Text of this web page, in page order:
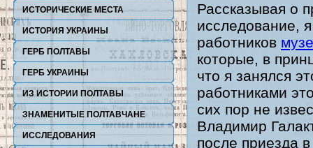
ИСТОРИЧЕСКИЕ МЕСТА
ПОЛТАВЫ
ИСТОРИЯ УКРАИНЫ
ГЕРБ ПОЛТАВЫ
ГЕРБ УКРАИНЫ
ИЗ ИСТОРИИ ПОЛТАВЫ
ЗНАМЕНИТЫЕ ПОЛТАВЧАНЕ
ИССЛЕДОВАНИЯ
Рассказывая о
исследование,
работников
которые, в
что я занялся
работниками
сих пор не
Владимир
после приезда